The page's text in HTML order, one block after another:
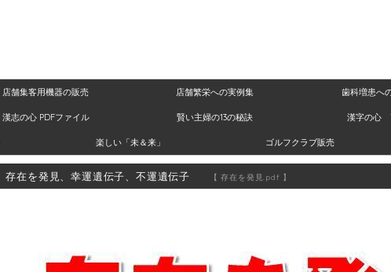
店舗集客用機器の販売 店舗繁栄への実例集 歯科増患へ
漢志の心 PDFファイル 賢い主婦の13の秘訣 漢字の心
楽しい「未＆来」 ゴルフクラブ販売
存在を発見、幸運遺伝子、不運遺伝子 【 存在を発見.pdf 】